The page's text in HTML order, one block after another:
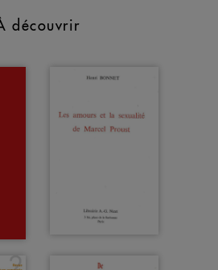
découvrir